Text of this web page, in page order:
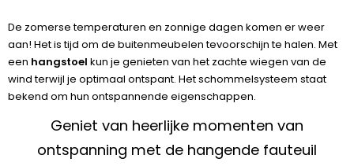
De zomerse temperaturen en zonnige dagen komen er weer
aan! Het is tijd om de buitenmeubelen tevoorschijn te halen. Met
een hangstoel kun je genieten van het zachte wiegen van de
wind terwijl je optimaal ontspant. Het schommelsysteem staat
bekend om hun ontspannende eigenschappen.
Geniet van heerlijke momenten van
ontspanning met de hangende fauteuil